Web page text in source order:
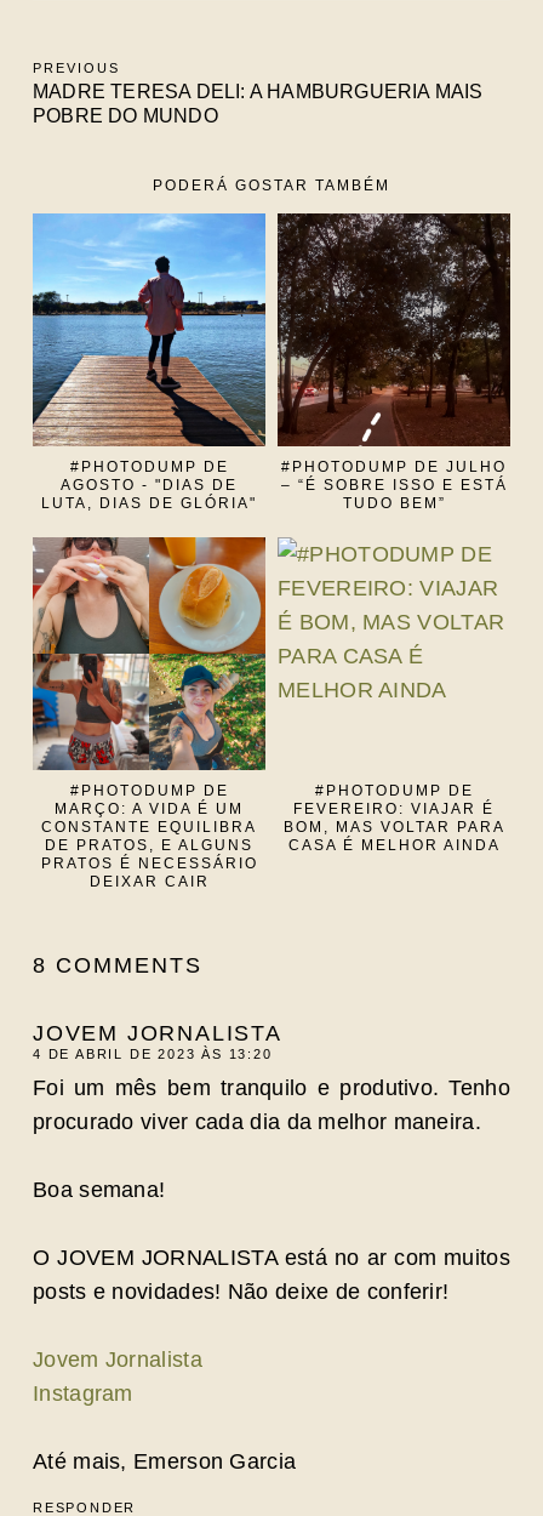
PREVIOUS
MADRE TERESA DELI: A HAMBURGUERIA MAIS
POBRE DO MUNDO
PODERÁ GOSTAR TAMBÉM
#PHOTODUMP DE
AGOSTO - "DIAS DE
LUTA, DIAS DE GLÓRIA"
#PHOTODUMP DE JULHO
– “É SOBRE ISSO E ESTÁ
TUDO BEM”
#PHOTODUMP DE
MARÇO: A VIDA É UM
CONSTANTE EQUILIBRA
DE PRATOS, E ALGUNS
PRATOS É NECESSÁRIO
DEIXAR CAIR
#PHOTODUMP DE
FEVEREIRO: VIAJAR É
BOM, MAS VOLTAR PARA
CASA É MELHOR AINDA
8 COMMENTS
JOVEM JORNALISTA
4 DE ABRIL DE 2023 ÀS 13:20
Foi um mês bem tranquilo e produtivo. Tenho
procurado viver cada dia da melhor maneira.
Boa semana!
O JOVEM JORNALISTA está no ar com muitos
posts e novidades! Não deixe de conferir!
Jovem Jornalista
Instagram
Até mais, Emerson Garcia
RESPONDER